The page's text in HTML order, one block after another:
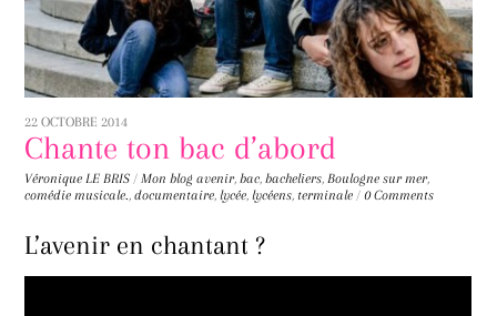
22 OCTOBRE 2014
Chante ton bac d’abord
Véronique LE BRIS / Mon blog avenir,bac,bacheliers, Boulogne sur mer,
comédie musicale.,documentaire,lycée,lycéens, terminale / 0 Comments
L’avenir en chantant ?